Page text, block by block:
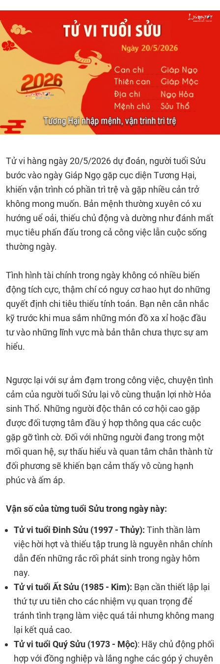
Tử vi hàng ngày 20/5/2026 dự đoán, người tuổi Sửu
bước vào ngày Giáp Ngọ gặp cục diện Tương Hại,
khiến vận trình có phần trì trệ và gặp nhiều cản trở
không mong muốn. Bản mệnh thường xuyên có xu
hướng uể oải, thiếu chủ động và dường như đánh mất
mục tiêu phấn đấu trong cả công việc lẫn cuộc sống
thường ngày.
Tình hình tài chính trong ngày không có nhiều biến
động tích cực, thậm chí có nguy cơ hao hụt do những
quyết định chi tiêu thiếu tính toán. Bạn nên cân nhắc
kỹ trước khi mua sắm những món đồ xa xỉ hoặc đầu
tư vào những lĩnh vực mà bản thân chưa thực sự am
hiểu.
Ngược lại với sự ảm đạm trong công việc, chuyện tình
cảm của người tuổi Sửu lại vô cùng thuận lợi nhờ Hỏa
sinh Thổ. Những người độc thân có cơ hội cao gặp
được đối tượng tâm đầu ý hợp thông qua các cuộc
gặp gỡ tình cờ. Đối với những người đang trong một
mối quan hệ, sự thấu hiểu và quan tâm chân thành từ
đối phương sẽ khiến bạn cảm thấy vô cùng hạnh
phúc và ấm áp.
Vận số của từng tuổi Sửu trong ngày này:
Tử vi tuổi Đinh Sửu (1997 - Thủy): Tinh thần làm
việc hời hợt và thiếu tập trung là nguyên nhân chính
dẫn đến những rắc rối phát sinh trong ngày hôm
nay.
Tử vi tuổi Ất Sửu (1985 - Kim): Bạn cần thiết lập lại
thứ tự ưu tiên cho các nhiệm vụ quan trọng để
tránh tình trạng làm việc quá tải nhưng không mang
lại kết quả cao.
Tử vi tuổi Quý Sửu (1973 - Mộc): Hãy chủ động phối
hợp với đồng nghiệp và lắng nghe các góp ý chuyên